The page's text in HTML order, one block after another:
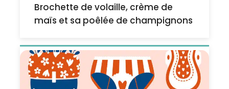
Brochette de volaille, crème de
maïs et sa poêlée de champignons